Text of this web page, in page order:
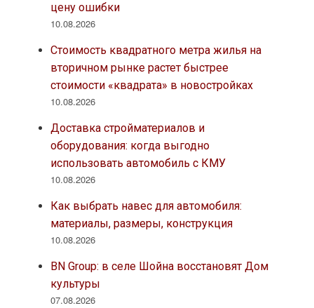
цену ошибки
10.08.2026
Стоимость квадратного метра жилья на
вторичном рынке растет быстрее
стоимости «квадрата» в новостройках
10.08.2026
Доставка стройматериалов и
оборудования: когда выгодно
использовать автомобиль с КМУ
10.08.2026
Как выбрать навес для автомобиля:
материалы, размеры, конструкция
10.08.2026
BN Group: в селе Шойна восстановят Дом
культуры
07.08.2026